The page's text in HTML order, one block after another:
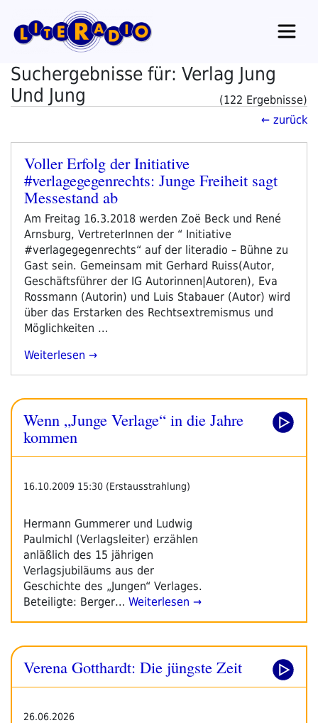
Inhalt
springen
Suchergebnisse für: Verlag Jung
Und Jung
(122 Ergebnisse)
← zurück
Veröffentlicht
am
Voller Erfolg der Initiative
#verlagegegenrechts: Junge Freiheit sagt
Messestand ab
Am Freitag 16.3.2018 werden Zoë Beck und René
Arnsburg, VertreterInnen der “ Initiative
#verlagegegenrechts“ auf der literadio – Bühne zu
Gast sein. Gemeinsam mit Gerhard Ruiss(Autor,
Geschäftsführer der IG Autorinnen|Autoren), Eva
Rossmann (Autorin) und Luis Stabauer (Autor) wird
über das Erstarken des Rechtsextremismus und
Möglichkeiten …
„Voller
Initiative
#verlagegegenrechts:
Junge
Messestand
Ab“
Weiterlesen
Wenn „Junge Verlage“ in die Jahre
kommen
16.10.2009 15:30 (Erstausstrahlung)
Hermann Gummerer und Ludwig
Paulmichl (Verlagsleiter) erzählen
anläßlich des 15 jährigen
Verlagsjubiläums aus der
Geschichte des „Jungen“ Verlages.
Beteiligte: Berger… Weiterlesen →
Verena Gotthardt: Die jüngste Zeit
26.06.2026